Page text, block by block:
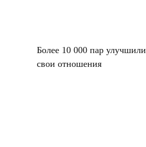
Более 10 000 пар улучшили
свои отношения